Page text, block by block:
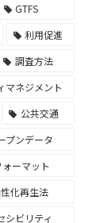
GTFS
利用促進
調査方法
マネジメント
公共交通
プンデータ
ーマット
化再生法
シビリティ